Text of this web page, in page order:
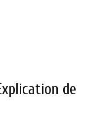
de